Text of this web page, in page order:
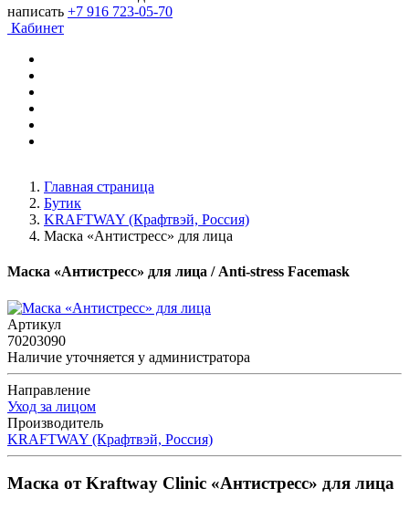
написать +7 916 723-05-70
Кабинет
Главная страница
Бутик
KRAFTWAY (Крафтвэй, Россия)
Маска «Антистресс» для лица
Маска «Антистресс» для лица / Anti-stress Facemask
Артикул
70203090
Наличие уточняется у администратора
Направление
Уход за лицом
Производитель
KRAFTWAY (Крафтвэй, Россия)
Маска от Kraftway Clinic «Антистресс» для лица